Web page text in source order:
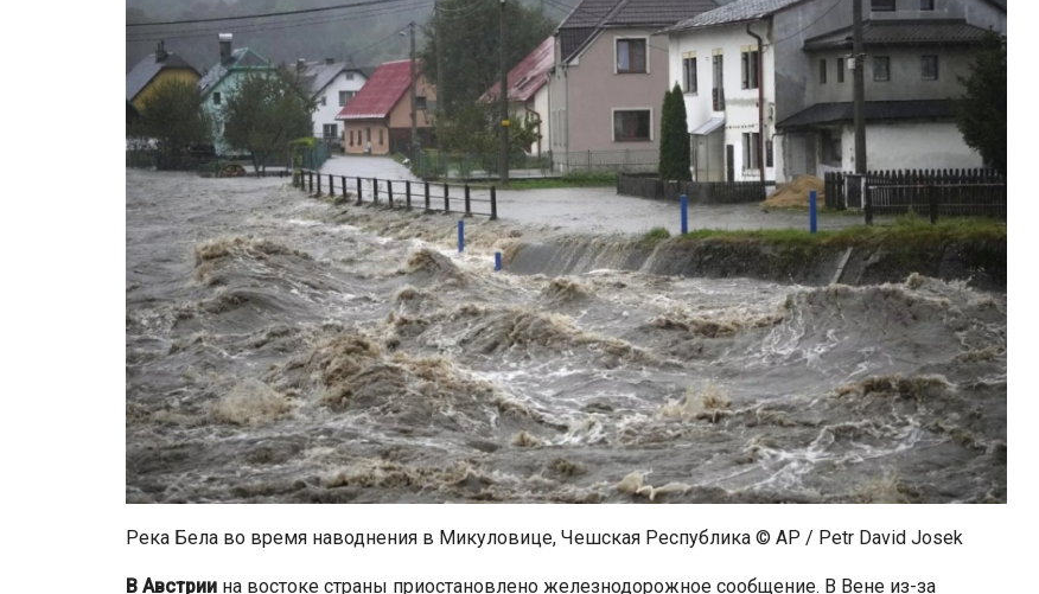
Река Бела во время наводнения в Микуловице, Чешская Республика © AP / Petr David Josek
В Австрии на востоке страны приостановлено железнодорожное сообщение. В Вене из-за